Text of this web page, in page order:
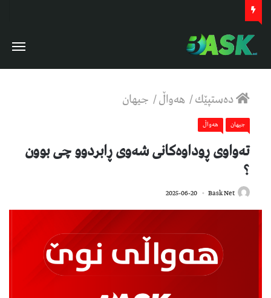
دەستپێك/ هەواڵ/ جیهان
جیهان هەواڵ
تەواوی ڕوداوەکانی شەوی ڕابردوو چی بوون
؟
Bask Net
2025-06-20